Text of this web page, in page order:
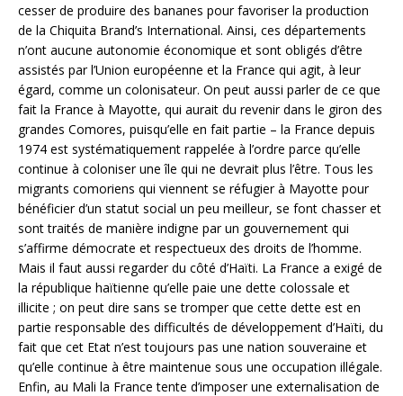
cesser de produire des bananes pour favoriser la production
de la Chiquita Brand’s International. Ainsi, ces départements
n’ont aucune autonomie économique et sont obligés d’être
assistés par l’Union européenne et la France qui agit, à leur
égard, comme un colonisateur. On peut aussi parler de ce que
fait la France à Mayotte, qui aurait du revenir dans le giron des
grandes Comores, puisqu’elle en fait partie – la France depuis
1974 est systématiquement rappelée à l’ordre parce qu’elle
continue à coloniser une île qui ne devrait plus l’être. Tous les
migrants comoriens qui viennent se réfugier à Mayotte pour
bénéficier d’un statut social un peu meilleur, se font chasser et
sont traités de manière indigne par un gouvernement qui
s’affirme démocrate et respectueux des droits de l’homme.
Mais il faut aussi regarder du côté d’Haïti. La France a exigé de
la république haïtienne qu’elle paie une dette colossale et
illicite ; on peut dire sans se tromper que cette dette est en
partie responsable des difficultés de développement d’Haïti, du
fait que cet Etat n’est toujours pas une nation souveraine et
qu’elle continue à être maintenue sous une occupation illégale.
Enfin, au Mali la France tente d’imposer une externalisation de